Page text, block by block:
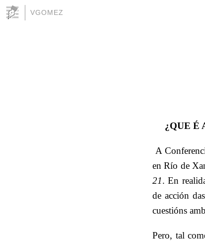
VGOMEZ
¿QUE É
A
en Río de
21. En
de acción
cuestións
Pero, tal